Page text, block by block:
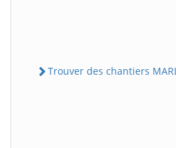
Trouver des chantiers